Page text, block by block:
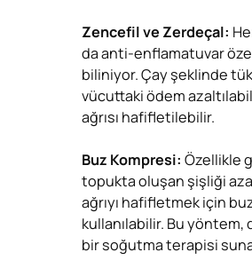
Zencefil ve Zerdeçal:
da anti-enflamatuvar
biliniyor. Çay şeklinde
vücuttaki ödem
ağrısı hafifletilebilir.
Buz Kompresi: Özellikle
topukta oluşan şişliği
ağrıyı hafifletmek için
kullanılabilir. Bu yöntem,
bir soğutma terapisi